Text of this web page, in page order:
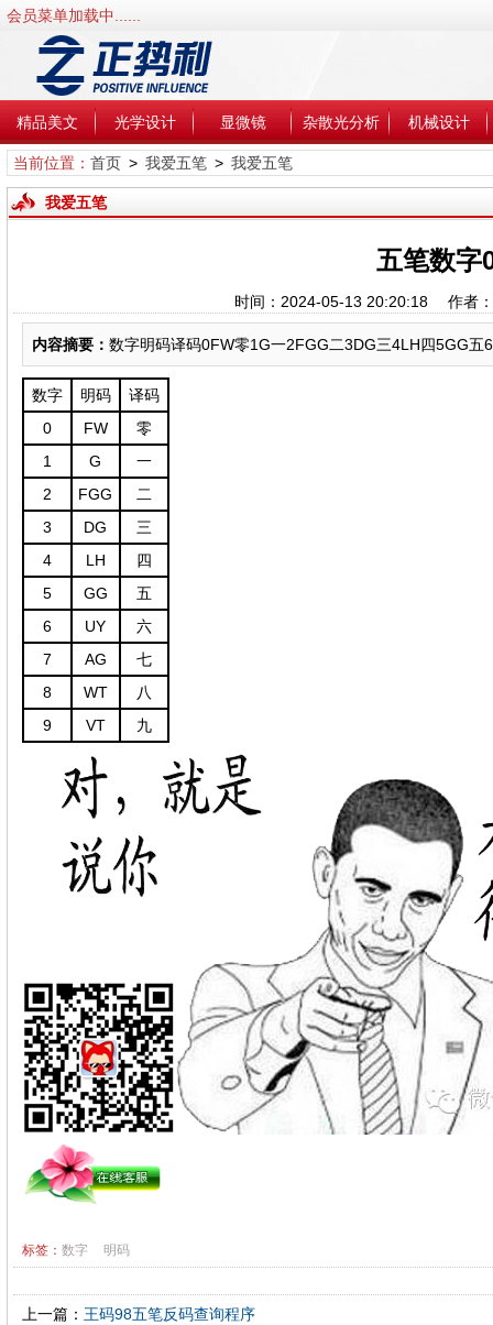
会员菜单加载中......
精品美文 光学设计 显微镜 杂散光分析 机械设计
当前位置： 首页> 我爱五笔> 我爱五笔
我爱五笔
五笔数字
时间：2024-05-13 20:20:18 作
内容摘要： 数字明码译码0FW零1G一2FGG二3DG三4LH四5GG五
数字 明码
译码
0
FW
零
1
G
一
2
FGG
二
3
DG
三
4
LH
四
5
GG
五
6
UY
六
7
AG
七
8
WT
八
9
VT 九
标签： 数字 明码
上一篇： 王码98五笔反码查询程序